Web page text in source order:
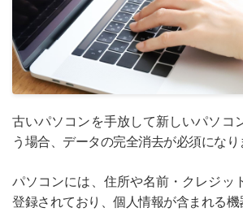
古いパソコンを手放して新しいパソコ
う場合、データの完全消去が必須になり
パソコンには、住所や名前・クレジッ
登録されており、個人情報が含まれる機